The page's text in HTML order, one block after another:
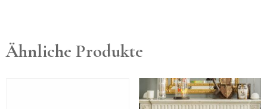
Ähnliche Produkte